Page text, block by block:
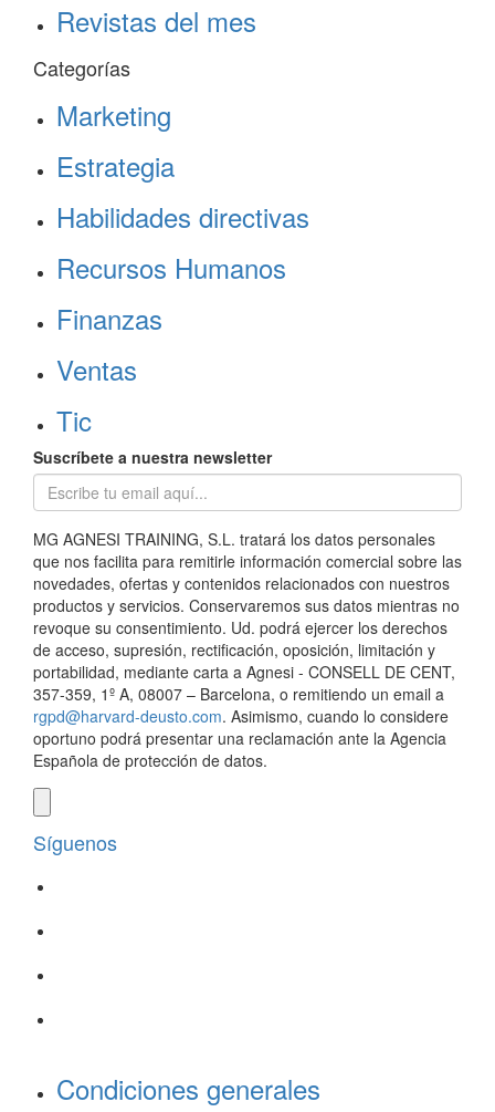
Revistas del mes
Categorías
Marketing
Estrategia
Habilidades directivas
Recursos Humanos
Finanzas
Ventas
Tic
Suscríbete a nuestra newsletter
MG AGNESI TRAINING, S.L. tratará los datos personales
que nos facilita para remitirle información comercial sobre las
novedades, ofertas y contenidos relacionados con nuestros
productos y servicios. Conservaremos sus datos mientras no
revoque su consentimiento. Ud. podrá ejercer los derechos
de acceso, supresión, rectificación, oposición, limitación y
portabilidad, mediante carta a Agnesi - CONSELL DE CENT,
357-359, 1º A, 08007 – Barcelona, o remitiendo un email a
rgpd@harvard-deusto.com. Asimismo, cuando lo considere
oportuno podrá presentar una reclamación ante la Agencia
Española de protección de datos.
Síguenos
Condiciones generales